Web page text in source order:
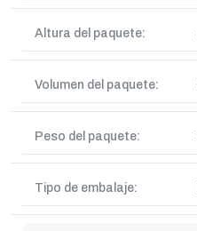
Altura del paquete:
Volumen del paquete:
Peso del paquete:
Tipo de embalaje: